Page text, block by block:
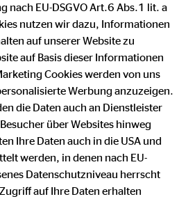
Interesse an unserem
hat einen besonders hohen
AG.
Daten, beispielsweise
Mail-Adresse oder
Person, erfolgt stets im
Grundverordnung und in
die OVB Vermögensberatung AG
Datenschutzbestimmungen.
möchte unser
nach EU-DSGVO Art.6 Abs.1 lit. a
nutzen wir dazu, Informationen
auf unserer Website zu
auf Basis dieser Informationen
Cookies werden von uns
Werbung anzuzeigen.
die Daten auch an Dienstleister
über Websites hinweg
Ihre Daten auch in die USA und
werden, in denen nach EU-
Datenschutzniveau herrscht
auf Ihre Daten erhalten